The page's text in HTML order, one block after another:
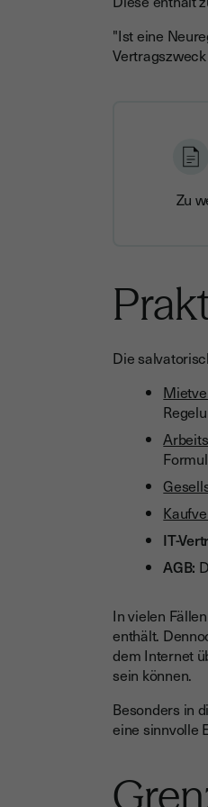
"Ist eine
Zu
Die
IT-
AGB:
In vielen
enthält.
dem Internet
sein können.
Besonders in
eine sinnvolle